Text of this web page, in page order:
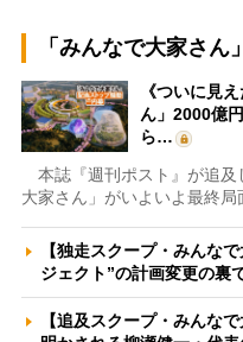
「みんなで大家さ
《ついに見
ん」2000億
ら…
本誌『週刊ポスト』が追及
大家さん」がいよいよ最終
【独走スクープ・みんな
ジェクト”の計画変更の裏
【追及スクープ・みんな